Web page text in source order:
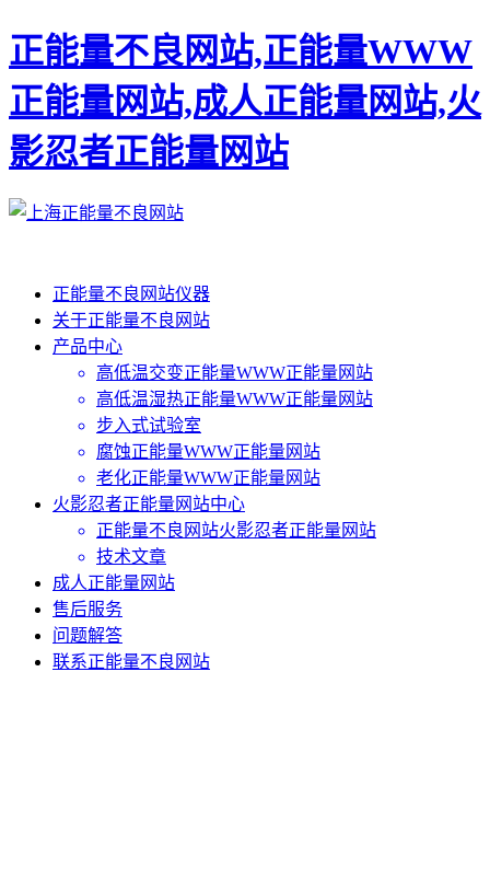
正能量不良网站,正能量WWW
正能量网站,成人正能量网站,火
影忍者正能量网站
正能量不良网站仪器
关于正能量不良网站
产品中心
高低温交变正能量WWW正能量网站
高低温湿热正能量WWW正能量网站
步入式试验室
腐蚀正能量WWW正能量网站
老化正能量WWW正能量网站
火影忍者正能量网站中心
正能量不良网站火影忍者正能量网站
技术文章
成人正能量网站
售后服务
问题解答
联系正能量不良网站